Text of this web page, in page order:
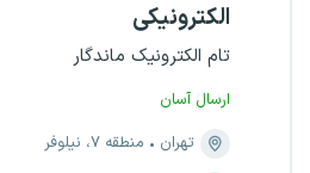
الکترونیکی
تام الکترونیک ماندگار
ارسال آسان
تهران
منطقه ۷، نیلوفر